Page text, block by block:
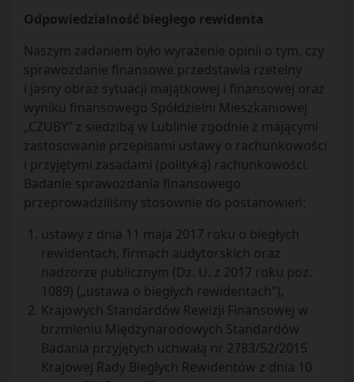
Odpowiedzialność biegłego rewidenta
Naszym zadaniem było wyrażenie opinii o tym, czy
sprawozdanie finansowe przedstawia rzetelny
i jasny obraz sytuacji majątkowej i finansowej oraz
wyniku finansowego Spółdzielni Mieszkaniowej
„CZUBY” z siedzibą w Lublinie zgodnie z mającymi
zastosowanie przepisami ustawy o rachunkowości
i przyjętymi zasadami (polityką) rachunkowości.
Badanie sprawozdania finansowego
przeprowadziliśmy stosownie do postanowień:
ustawy z dnia 11 maja 2017 roku o biegłych
rewidentach, firmach audytorskich oraz
nadzorze publicznym (Dz. U. z 2017 roku poz.
1089) („ustawa o biegłych rewidentach”),
Krajowych Standardów Rewizji Finansowej w
brzmieniu Międzynarodowych Standardów
Badania przyjętych uchwałą nr 2783/52/2015
Krajowej Rady Biegłych Rewidentów z dnia 10